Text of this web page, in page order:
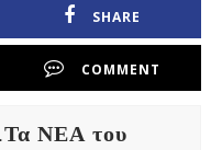
SHARE
COMMENT
ΝΕΑ του